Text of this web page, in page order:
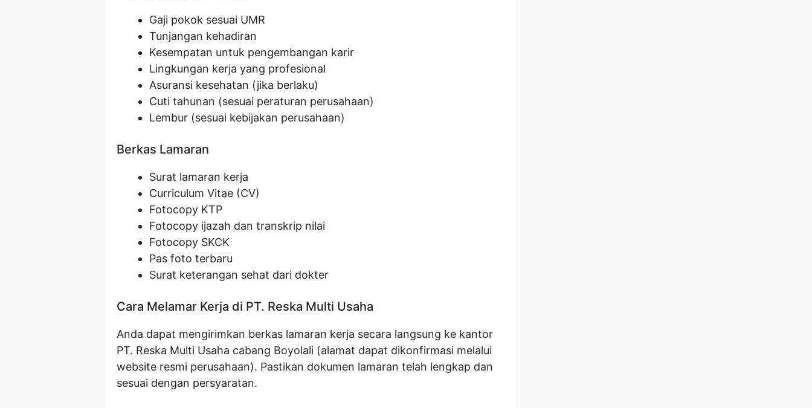
Gaji pokok sesuai UMR
Tunjangan kehadiran
Kesempatan untuk pengembangan karir
Lingkungan kerja yang profesional
Asuransi kesehatan (jika berlaku)
Cuti tahunan (sesuai peraturan perusahaan)
Lembur (sesuai kebijakan perusahaan)
Berkas Lamaran
Surat lamaran kerja
Curriculum Vitae (CV)
Fotocopy KTP
Fotocopy ijazah dan transkrip nilai
Fotocopy SKCK
Pas foto terbaru
Surat keterangan sehat dari dokter
Cara Melamar Kerja di PT. Reska Multi Usaha
Anda dapat mengirimkan berkas lamaran kerja secara langsung ke kantor
PT. Reska Multi Usaha cabang Boyolali (alamat dapat dikonfirmasi melalui
website resmi perusahaan). Pastikan dokumen lamaran telah lengkap dan
sesuai dengan persyaratan.